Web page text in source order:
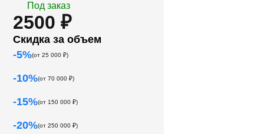
Под заказ
2500 ₽
Скидка за объем
-5%(от25 000 ₽)
-10%(от70 000 ₽)
-15%(от 150 000 ₽)
-20%(от250 000 ₽)